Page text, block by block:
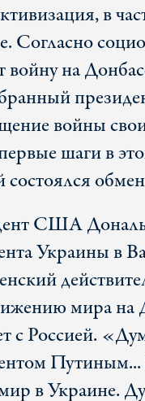
в
Согласно
войну на
войны
шаги в
состоялся
США
Украины в
мира на
с Россией.
в Украине.